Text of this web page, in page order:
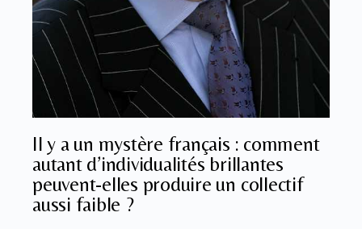
Il y a un mystère français : comment
autant d’individualités brillantes
peuvent-elles produire un collectif
aussi faible ?